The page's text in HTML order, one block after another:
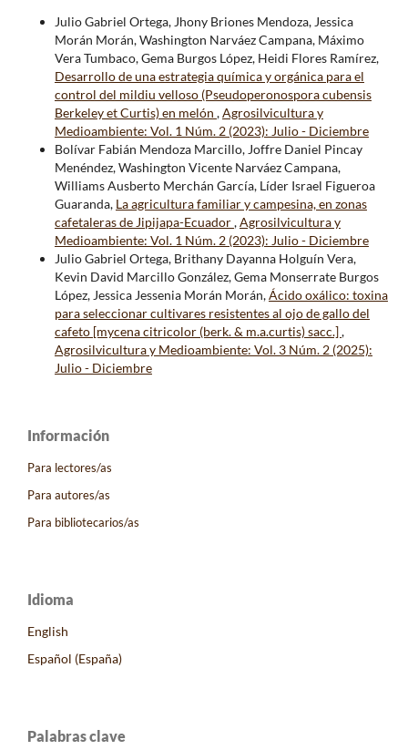
Julio Gabriel Ortega, Jhony Briones Mendoza, Jessica
Morán Morán, Washington Narváez Campana, Máximo
Vera Tumbaco, Gema Burgos López, Heidi Flores Ramírez,
Desarrollo de una estrategia química y orgánica para el
control del mildiu velloso (Pseudoperonospora cubensis
Berkeley et Curtis) en melón ,Agrosilvicultura y
Medioambiente: Vol. 1 Núm. 2 (2023): Julio - Diciembre
Bolívar Fabián Mendoza Marcillo, Joffre Daniel Pincay
Menéndez, Washington Vicente Narváez Campana,
Williams Ausberto Merchán García, Líder Israel Figueroa
Guaranda, La agricultura familiar y campesina, en zonas
cafetaleras de Jipijapa-Ecuador,Agrosilvicultura y
Medioambiente: Vol. 1 Núm. 2 (2023): Julio - Diciembre
Julio Gabriel Ortega, Brithany Dayanna Holguín Vera,
Kevin David Marcillo González, Gema Monserrate Burgos
López, Jessica Jessenia Morán Morán,Ácido oxálico: toxina
para seleccionar cultivares resistentes al ojo de gallo del
cafeto [mycena citricolor (berk. & m.a.curtis) sacc.],
Agrosilvicultura y Medioambiente: Vol. 3 Núm. 2 (2025):
Julio - Diciembre
Información
Para lectores/as
Para autores/as
Para bibliotecarios/as
Idioma
English
Español (España)
Palabras clave